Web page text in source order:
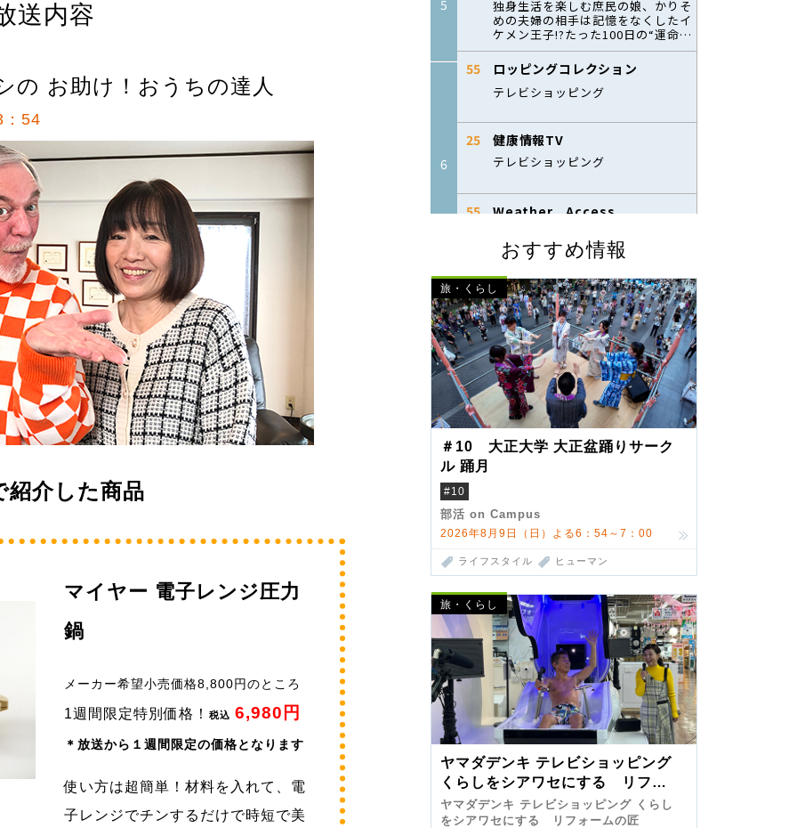
おすすめ情報
旅・くらし
＃10 大正大学 大正盆踊りサーク
ル 踊月
#10
部活 on Campus
2026年8月9日（日）よる6：54～7：00
ライフスタイル ヒューマン
旅・くらし
ヤマダデンキ テレビショッピング
くらしをシアワセにする リフォ
ームの匠 第7弾
ヤマダデンキ テレビショッピング くらし
をシアワセにする リフォームの匠
送内容
の お助け！おうちの達人
：54
紹介した商品
マイヤー 電子レンジ圧力
鍋
メーカー希望小売価格8,800円のところ
1週間限定特別価格！ 税込 6,980円
＊放送から１週間限定の価格となります
使い方は超簡単！材料を入れて、電
子レンジでチンするだけで時短で美